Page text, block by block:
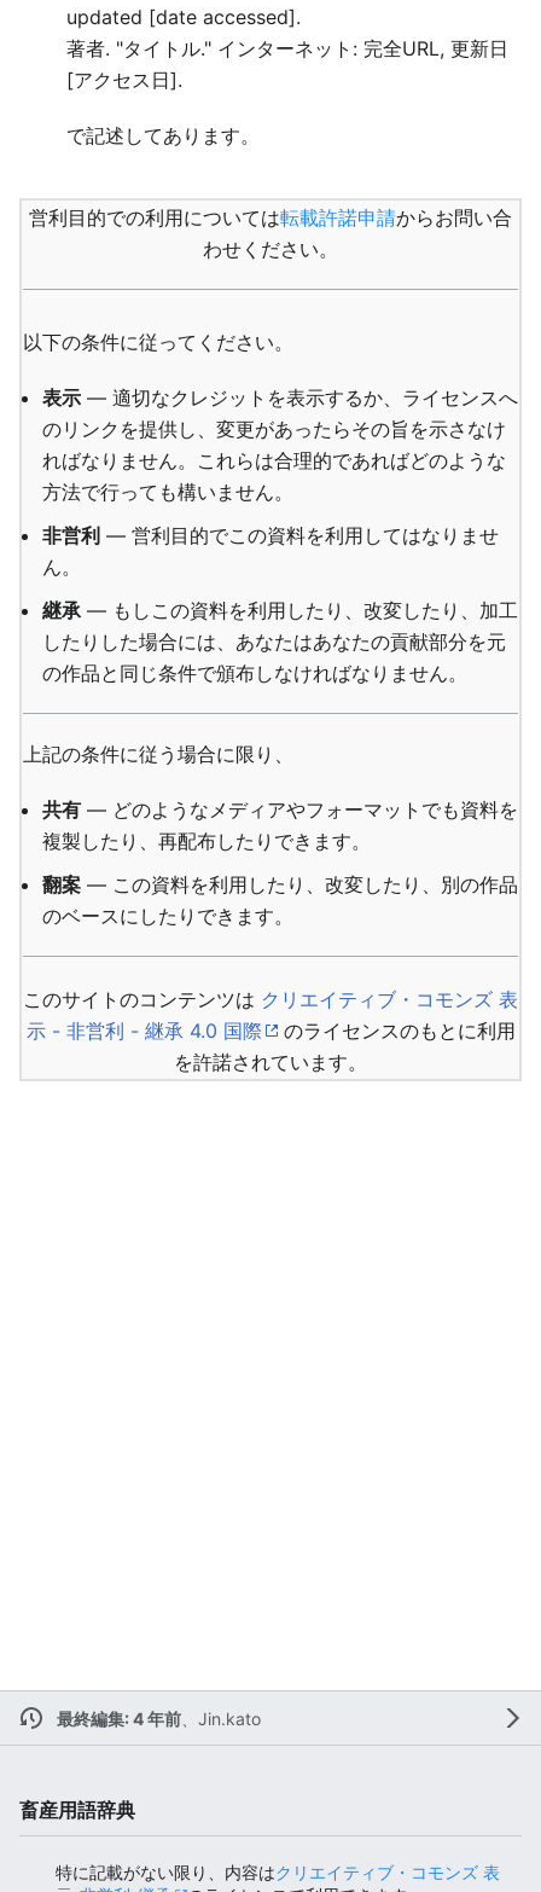
updated [date accessed].
著者. "タイトル." インターネット: 完全URL, 更新日
[アクセス日].
で記述してあります。
営利目的での利用については転載許諾申請からお問い合
わせください。
以下の条件に従ってください。
表示 — 適切なクレジットを表示するか、ライセンスへ
のリンクを提供し、変更があったらその旨を示さなけ
ればなりません。これらは合理的であればどのような
方法で行っても構いません。
非営利 — 営利目的でこの資料を利用してはなりませ
ん。
継承— もしこの資料を利用したり、改変したり、加工
したりした場合には、あなたはあなたの貢献部分を元
の作品と同じ条件で頒布しなければなりません。
上記の条件に従う場合に限り、
共有 — どのようなメディアやフォーマットでも資料を
複製したり、再配布したりできます。
翻案 — この資料を利用したり、改変したり、別の作品
のベースにしたりできます。
このサイトのコンテンツは クリエイティブ・コモンズ 表
示 - 非営利 - 継承 4.0 国際
のライセンスのもとに利用
を許諾されています。
最終編集: 4 年前、 Jin.kato
畜産用語辞典
特に記載がない限り、内容はクリエイティブ・コモンズ 表